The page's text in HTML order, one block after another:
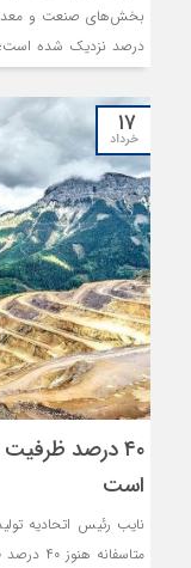
درصد نزدیک شده است؛
صنعتی حکایت دارد و
کشور به صدا درآورده
۱۷
خرداد
۴۰ درصد
است
نایب رئیس اتحادیه